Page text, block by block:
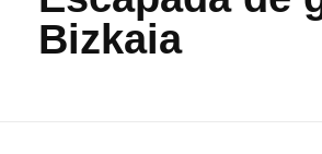
Bizkaia